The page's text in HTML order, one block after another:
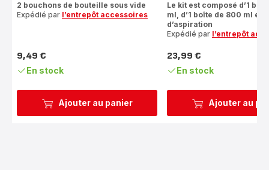
Ajouter au panier
2 bouchons de bouteille sous vide
Expédié par l’entrepôt accessoires
Prix
9,49 €
En stock
Ajouter au
Le kit est composé d’1
ml, d’1 boîte de 800 ml et
d’aspiration
Expédié par l’entrepôt
Prix
23,99 €
En stock